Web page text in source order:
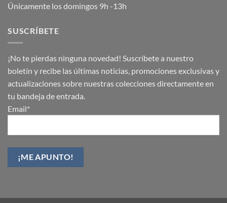
Únicamente los domingos 9h -13h
SUSCRÍBETE
¡No te pierdas ninguna novedad! Suscríbete a nuestro
boletín y recibe las últimas noticias, promociones exclusivas y
actualizaciones sobre nuestras colecciones directamente en
tu bandeja de entrada.
Email*